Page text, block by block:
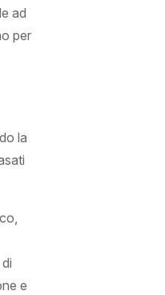
ad
per
la
e